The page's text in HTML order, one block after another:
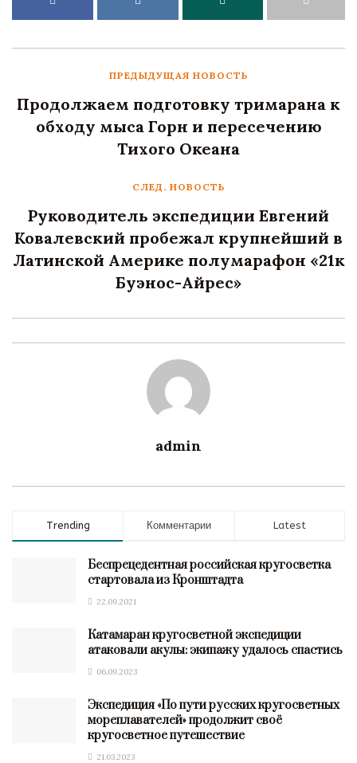
ПРЕДЫДУЩАЯ НОВОСТЬ
Продолжаем подготовку тримарана к
обходу мыса Горн и пересечению
Тихого Океана
СЛЕД. НОВОСТЬ
Руководитель экспедиции Евгений
Ковалевский пробежал крупнейший в
Латинской Америке полумарафон «21к
Буэнос-Айрес»
admin
Trending Комментарии Latest
Беспрецедентная российская кругосветка
стартовала из Кронштадта
22.09.2021
Катамаран кругосветной экспедиции
атаковали акулы: экипажу удалось спастись
06.09.2023
Экспедиция «По пути русских кругосветных
мореплавателей» продолжит своё
кругосветное путешествие
21.03.2023